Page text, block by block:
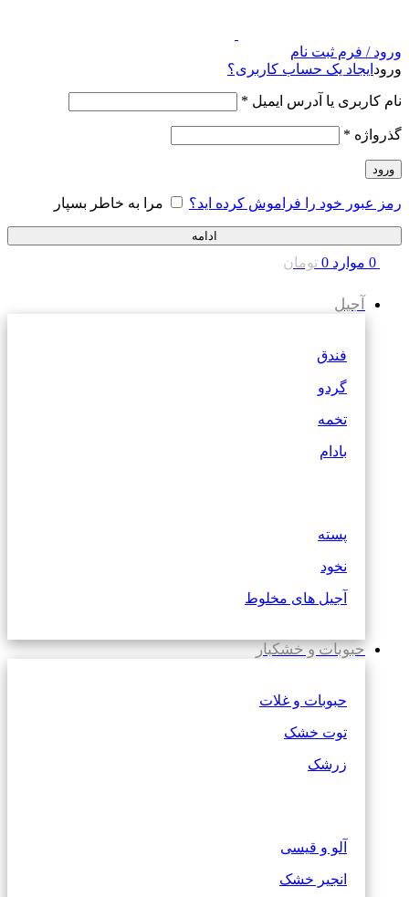
ورود / فرم ثبت نام
ورود ایجاد یک حساب کاربری؟
نام کاربری یا آدرس ایمیل *
گذرواژه *
ورود
رمز عبور خود را فراموش کرده اید؟ مرا به خاطر بسپار
ادامه
0 موارد 0 تومان
آجیل
فندق
گردو
تخمه
بادام
پسته
نخود
آجیل های مخلوط
حبوبات و خشکبار
حبوبات و غلات
توت خشک
زرشک
آلو و قیسی
انجیر خشک